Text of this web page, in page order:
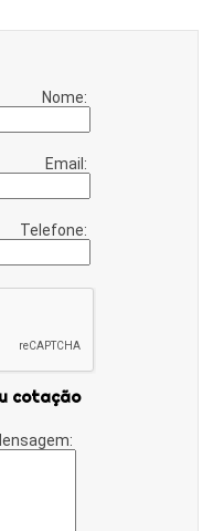
Nome:
Email:
Telefone:
cotação